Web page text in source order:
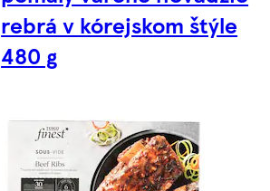
rebrá v kórejskom štýle
480 g